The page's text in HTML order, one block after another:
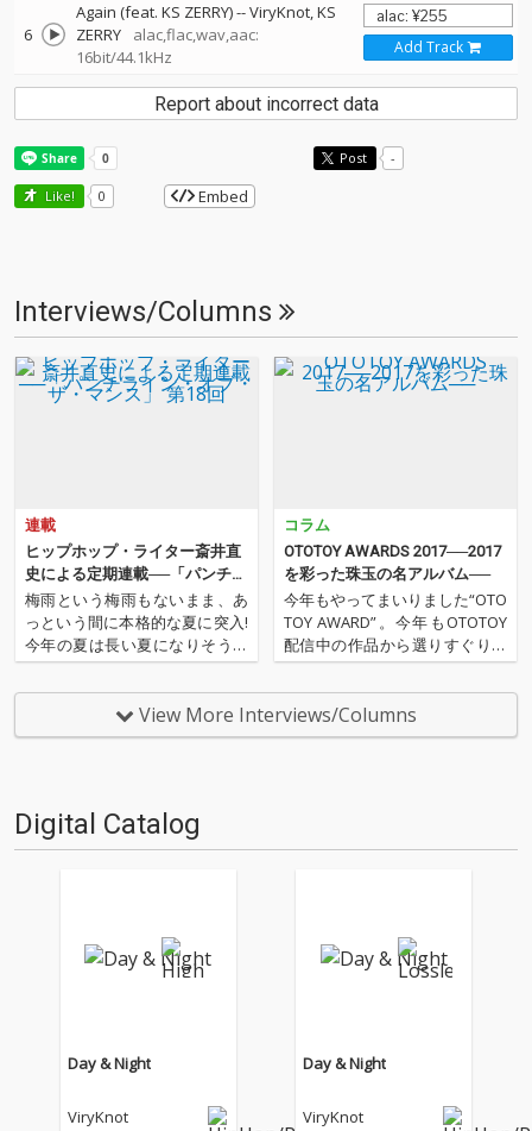
6
Again (feat. KS ZERRY)--ViryKnot KS
ZERRY
alac,flac,wav,aac:
16bit/44.1kHz
Add Track
Report about incorrect data
Post -
Like! 0 Embed
Interviews/Columns
連載
ヒップホップ・ライター斎井直
史による定期連載──「パンチラ
イン・オブ・ザ・マンス」 第18
回
梅雨という梅雨もないまま、あ
っという間に本格的な夏に突入!
今年の夏は長い夏になりそうな
予感! 今月も「パンチライン・オ
ブ・ザ・マンス」始まります! 先
月はこの夏のサマソニでの来日
も控え、ドレイク、ケンドリッ
コラム
OTOTOY AWARDS 2017──2017
を彩った珠玉の名アルバム──
今年もやってまいりました“OTO
TOY AWARD”。今年もOTOTOY
配信中の作品から選りすぐりの
30作品を紹介します。さまざま
なフォーマットでのリリースも
多い最近ですが、ここではあえ
てのオリジナル・アルバムに絞
View More Interviews/Columns
Digital Catalog
Day & Night
ViryKnot
Day & Night
ViryKnot